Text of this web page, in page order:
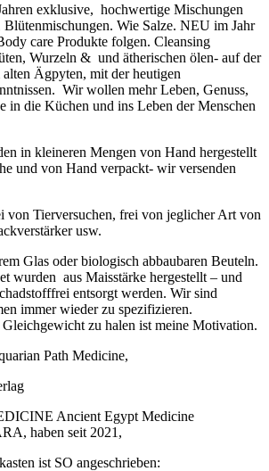
exklusive, hochwertige Mischungen
Blütenmischungen. Wie Salze. NEU im Jahr
care Produkte folgen. Cleansing
Wurzeln & und ätherischen ölen- auf der
alten Ägpyten, mit der heutigen
Wir wollen mehr Leben, Genuss,
in die Küchen und ins Leben der Menschen
in kleineren Mengen von Hand hergestellt
und von Hand verpackt- wir versenden
von Tierversuchen, frei von jeglicher Art von
usw.
Glas oder biologisch abbaubaren Beuteln.
wurden aus Maisstärke hergestellt – und
entsorgt werden. Wir sind
immer wieder zu spezifizieren.
zu halen ist meine Motivation.
Path Medicine,
Ancient Egypt Medicine
haben seit 2021,
ist SO angeschrieben: